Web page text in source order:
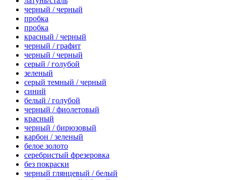
черный / черный
пробка
пробка
красный / черный
черный / графит
черный / черный
серый / голубой
зеленый
серый темный / черный
синий
белый / голубой
черный / фиолетовый
красный
черный / бирюзовый
карбон / зеленый
белое золото
серебристый фрезеровка
без покраски
черный глянцевый / белый